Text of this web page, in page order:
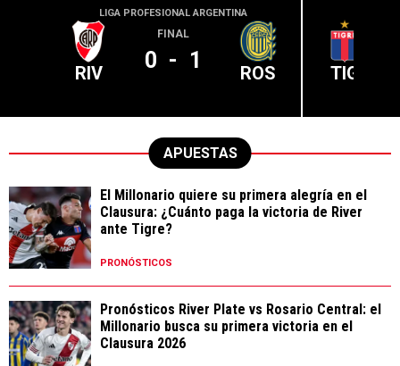
LIGA PROFESIONAL ARGENTINA
RIV
FINAL
0 - 1 ROS TIG
APUESTAS
El Millonario quiere su primera alegría en el
Clausura: ¿Cuánto paga la victoria de River
ante Tigre?
PRONÓSTICOS
Pronósticos River Plate vs Rosario Central: el
Millonario busca su primera victoria en el
Clausura 2026